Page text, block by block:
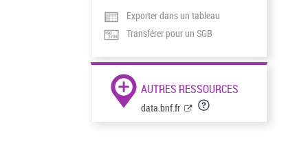
Exporter dans un tableau
Transférer pour un SGB
AUTRES RESSOURCES
data.bnf.fr